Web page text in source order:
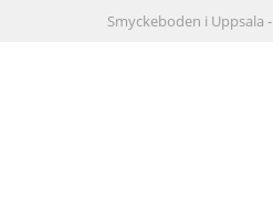
Smyckeboden i Uppsala -